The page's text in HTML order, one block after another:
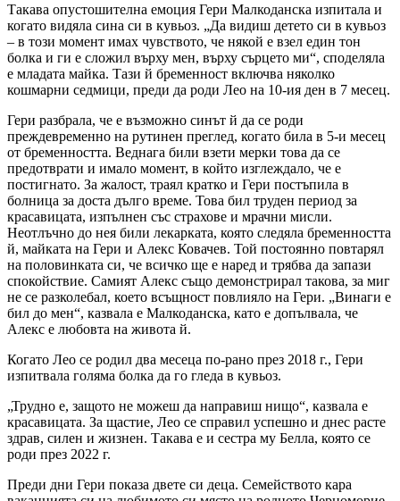
Такава опустошителна емоция Гери Малкоданска изпитала и
когато видяла сина си в кувьоз. „Да видиш детето си в кувьоз
– в този момент имах чувството, че някой е взел един тон
болка и ги е сложил върху мен, върху сърцето ми“, споделяла
е младата майка. Тази й бременност включва няколко
кошмарни седмици, преди да роди Лео на 10-ия ден в 7 месец.
Гери разбрала, че е възможно синът й да се роди
преждевременно на рутинен преглед, когато била в 5-и месец
от бременността. Веднага били взети мерки това да се
предотврати и имало момент, в който изглеждало, че е
постигнато. За жалост, траял кратко и Гери постъпила в
болница за доста дълго време. Това бил труден период за
красавицата, изпълнен със страхове и мрачни мисли.
Неотлъчно до нея били лекарката, която следяла бременността
й, майката на Гери и Алекс Ковачев. Той постоянно повтарял
на половинката си, че всичко ще е наред и трябва да запази
спокойствие. Самият Алекс също демонстрирал такова, за миг
не се разколебал, което всъщност повлияло на Гери. „Винаги е
бил до мен“, казвала е Малкоданска, като е допълвала, че
Алекс е любовта на живота й.
Когато Лео се родил два месеца по-рано през 2018 г., Гери
изпитвала голяма болка да го гледа в кувьоз.
„Трудно е, защото не можеш да направиш нищо“, казвала е
красавицата. За щастие, Лео се справил успешно и днес расте
здрав, силен и жизнен. Такава е и сестра му Белла, която се
роди през 2022 г.
Преди дни Гери показа двете си деца. Семейството кара